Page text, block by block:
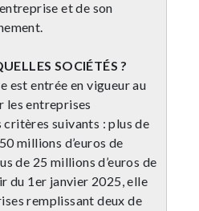
et de son
SOCIÉTÉS ?
est entrée en vigueur au
les entreprises
suivants : plus de
millions d’euros de
de 25 millions d’euros de
du 1er janvier 2025, elle
remplissant deux de